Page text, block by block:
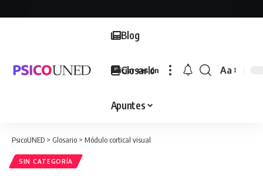
Blog
Glosario
Apuntes
Iniciar sesión
Font
Aa
PsicoUNED > Glosario > Módulo cortical visual
SIN CATEGORÍA